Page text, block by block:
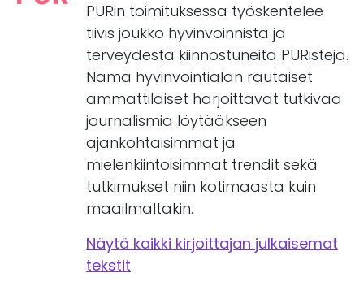
PURin toimituksessa työskentelee
tiivis joukko hyvinvoinnista ja
terveydestä kiinnostuneita PURisteja.
Nämä hyvinvointialan rautaiset
ammattilaiset harjoittavat tutkivaa
journalismia löytääkseen
ajankohtaisimmat ja
mielenkiintoisimmat trendit sekä
tutkimukset niin kotimaasta kuin
maailmaltakin.
Näytä kaikki kirjoittajan julkaisemat
tekstit